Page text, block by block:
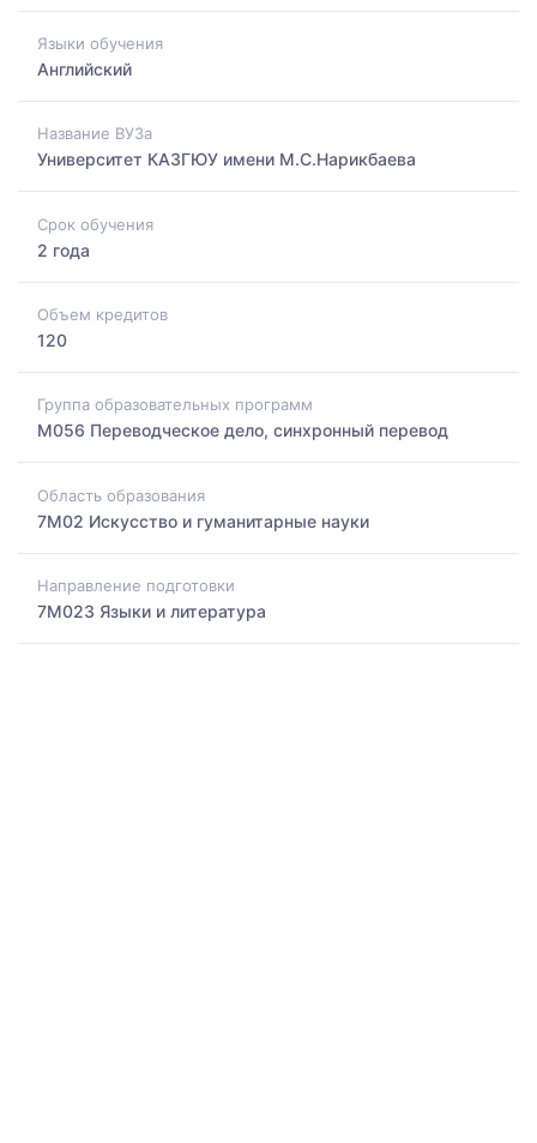
Языки обучения
Английский
Название ВУЗа
Университет КАЗГЮУ имени М.С.Нарикбаева
Срок обучения
2 года
Объем кредитов
120
Группа образовательных программ
M056 Переводческое дело, синхронный перевод
Область образования
7M02 Искусство и гуманитарные науки
Направление подготовки
7M023 Языки и литература